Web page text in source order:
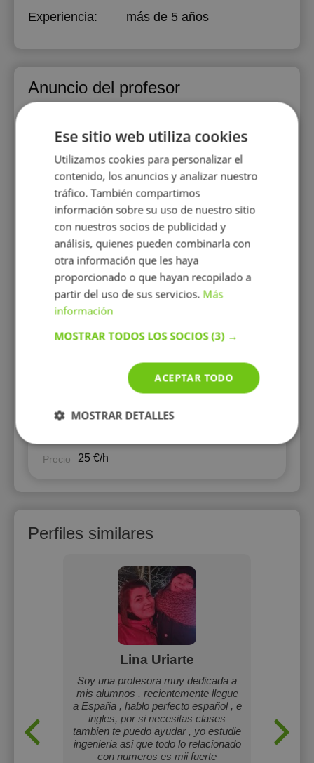
Experiencia: más de 5 años
Anuncio del profesor
🚀 Fast Track — Mejora tu Inglés
en un Mes este Verano | Todos los
Niveles
Asignatura: Inglés
Precio 25 €/h
🗣️ Fluency Lab — Inglés Fluido
para Nivel Intermedio y Avanzado
Asignatura: Inglés
📚 The Story Path: Aprende Inglés
con Libros, Cómics y Novelas
Gráficas 🐲
Precio 25 €/h
Perfiles similares
Lina Uriarte
Soy una profesora muy dedicada a
mis alumnos , recientemente llegue
a España , hablo perfecto español , e
ingles, por si necesitas clases
tambien te puedo ayudar , yo estudie
ingenieria asi que todo lo relacionado
con numeros es mii fuerte
Ese sitio web utiliza cookies
Utilizamos cookies para personalizar el
contenido, los anuncios y analizar nuestro
tráfico. También compartimos
información sobre su uso de nuestro sitio
con nuestros socios de publicidad y
análisis, quienes pueden combinarla con
otra información que les haya
proporcionado o que hayan recopilado a
partir del uso de sus servicios. Más
información
MOSTRAR TODOS LOS SOCIOS(3) →
ACEPTAR TODO
MOSTRAR DETALLES